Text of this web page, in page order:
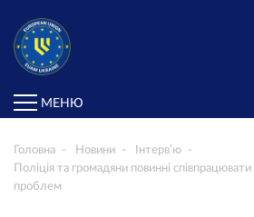
МЕНЮ
Головна Новини
Інтерв’ю
Поліція та громадяни повинні
проблем